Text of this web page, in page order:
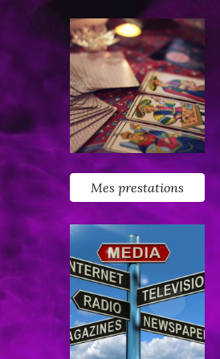
Mes prestations